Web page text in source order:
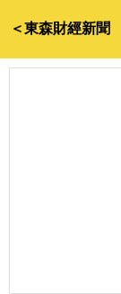
＜東森財經新聞